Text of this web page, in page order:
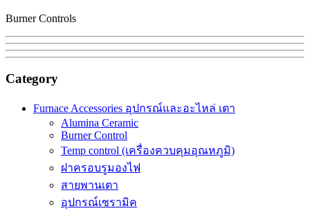
Burner Controls
Category
Furnace Accessories อุปกรณ์และอะไหล่ เตา
Alumina Ceramic
Burner Control
Temp control (เครื่องควบคุมอุณหภูมิ)
ฝาครอบรูมองไฟ
สายพานเตา
อุปกรณ์เซรามิค